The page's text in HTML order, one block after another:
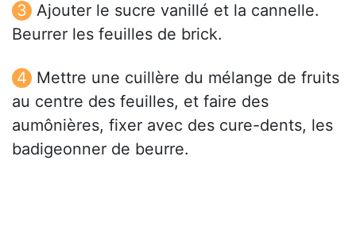
Ajouter le sucre vanillé et la cannelle.
Beurrer les feuilles de brick.
Mettre une cuillère du mélange de fruits
au centre des feuilles, et faire des
aumônières, fixer avec des cure-dents, les
badigeonner de beurre.